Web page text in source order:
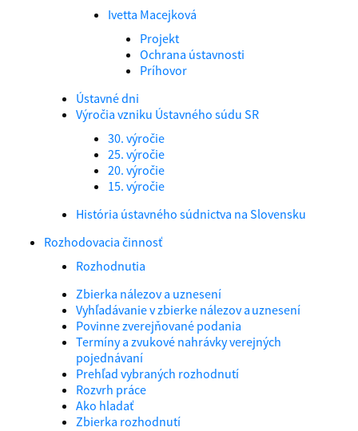
Ivetta Macejková
Projekt
Ochrana ústavnosti
Príhovor
Ústavné dni
Výročia vzniku Ústavného súdu SR
30. výročie
25. výročie
20. výročie
15. výročie
História ústavného súdnictva na Slovensku
Rozhodovacia činnosť
Rozhodnutia
Zbierka nálezov a uznesení
Vyhľadávanie v zbierke nálezov a uznesení
Povinne zverejňované podania
Termíny a zvukové nahrávky verejných
pojednávaní
Prehľad vybraných rozhodnutí
Rozvrh práce
Ako hladať
Zbierka rozhodnutí